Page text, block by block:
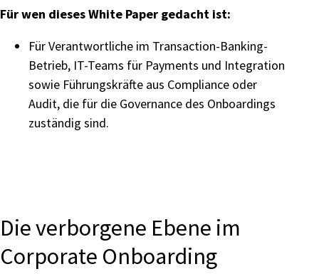
Für wen dieses White Paper gedacht ist:
Für Verantwortliche im Transaction-Banking-
Betrieb, IT-Teams für Payments und Integration
sowie Führungskräfte aus Compliance oder
Audit, die für die Governance des Onboardings
zuständig sind.
Die verborgene Ebene im
Corporate Onboarding